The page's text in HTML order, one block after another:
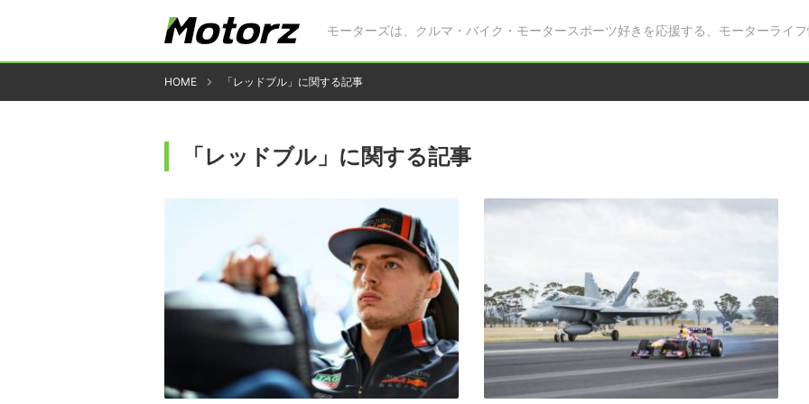
モーターズは、クルマ・バイク・モータースポーツ好きを応援する、モーターライフ
HOME 「レッドブル」に関する記事
「レッドブル」に関する記事